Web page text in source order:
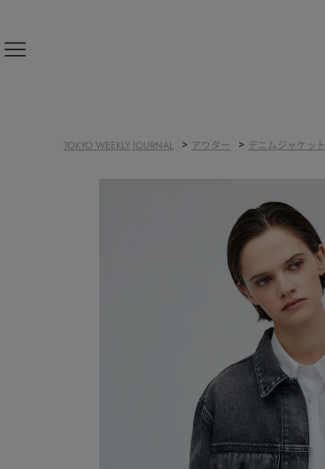
TOKYO WEEKLY JOURNAL > アウター > デニムジャケット